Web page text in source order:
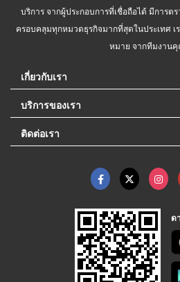
บริการ จากผู้ประกอบการที่เชื่อถือได้ มีการ
ครอบคลุมทุกหมวดธุรกิจมากที่สุดในประเทศ
หมาย จากทีมงาน
เกี่ยวกับเรา
บริการของเรา
ติดต่อเรา
ด